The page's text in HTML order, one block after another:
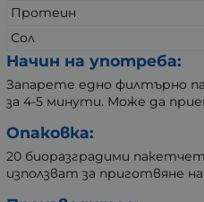
Протеин
Сол
Начин на употреба:
Запарете едно филтърно
за 4-5 минути. Може да
Опаковка:
20 биоразградими
използват за приготвяне